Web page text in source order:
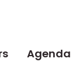
Agenda